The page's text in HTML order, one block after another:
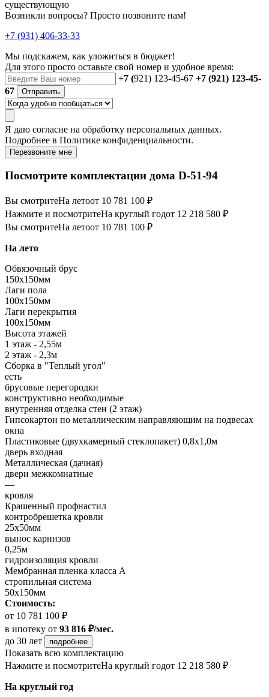
существующую
Возникли вопросы? Просто позвоните нам!
+7 (931) 406-33-33
Мы подскажем, как уложиться в бюджет!
Для этого просто оставьте свой номер и удобное время:
+7 (921) 123-45-67 +7 (921) 123-45-
67
Отправить
Я даю согласие на обработку персональных данных.
Подробнее в Политике конфиденциальности.
Перезвоните мне
Посмотрите комплектации дома D-51-94
Вы смотритеНа летоот 10 781 100 ₽
Нажмите и посмотритеНа круглый годот 12 218 580 ₽
Вы смотритеНа летоот 10 781 100 ₽
На лето
Обвязочный брус
150х150мм
Лаги пола
100х150мм
Лаги перекрытия
100х150мм
Высота этажей
1 этаж - 2,55м
2 этаж - 2,3м
Сборка в "Теплый угол"
есть
брусовые перегородки
конструктивно необходимые
внутренняя отделка стен (2 этаж)
Гипсокартон по металлическим направляющим на подвесах
окна
Пластиковые (двухкамерный стеклопакет) 0,8х1,0м
дверь входная
Металлическая (дачная)
двери межкомнатные
—
кровля
Крашенный профнастил
контробрешетка кровли
25х50мм
вынос карнизов
0,25м
гидроизоляция кровли
Мембранная пленка класса А
стропильная система
50х150мм
Стоимость:
от 10 781 100 ₽
в ипотеку от 93 816 ₽/мес.
до 30 лет
подробнее
Показать всю комплектацию
Нажмите и посмотритеНа круглый годот 12 218 580 ₽
На круглый год